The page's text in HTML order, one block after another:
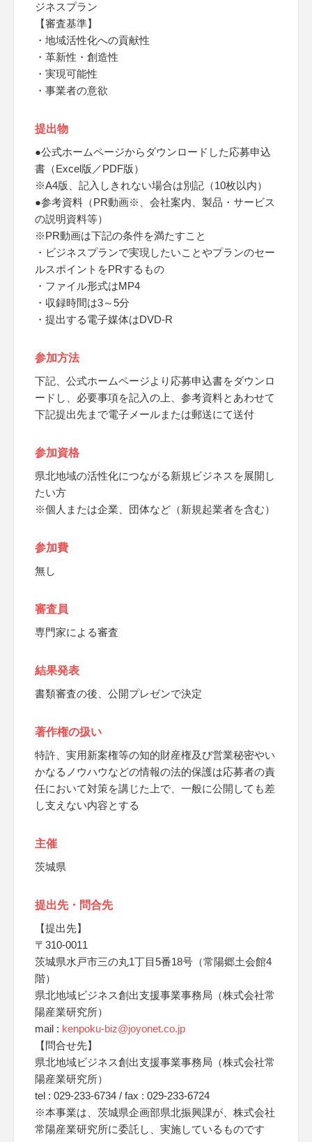
ジネスプラン
【審査基準】
・地域活性化への貢献性
・革新性・創造性
・実現可能性
・事業者の意欲
提出物
●公式ホームページからダウンロードした応募申込
書（Excel版／PDF版）
※A4版、記入しきれない場合は別記（10枚以内）
●参考資料（PR動画※、会社案内、製品・サービス
の説明資料等）
※PR動画は下記の条件を満たすこと
・ビジネスプランで実現したいことやプランのセー
ルスポイントをPRするもの
・ファイル形式はMP4
・収録時間は3～5分
・提出する電子媒体はDVD-R
参加方法
下記、公式ホームページより応募申込書をダウンロ
ードし、必要事項を記入の上、参考資料とあわせて
下記提出先まで電子メールまたは郵送にて送付
参加資格
県北地域の活性化につながる新規ビジネスを展開し
たい方
※個人または企業、団体など（新規起業者を含む）
参加費
無し
審査員
専門家による審査
結果発表
書類審査の後、公開プレゼンで決定
著作権の扱い
特許、実用新案権等の知的財産権及び営業秘密やい
かなるノウハウなどの情報の法的保護は応募者の責
任において対策を講じた上で、一般に公開しても差
し支えない内容とする
主催
茨城県
提出先・問合先
【提出先】
〒310-0011
茨城県水戸市三の丸1丁目5番18号（常陽郷土会館4
階）
県北地域ビジネス創出支援事業事務局（株式会社常
陽産業研究所）
mail : kenpoku-biz@joyonet.co.jp
【問合せ先】
県北地域ビジネス創出支援事業事務局（株式会社常
陽産業研究所）
tel : 029-233-6734 / fax : 029-233-6724
※本事業は、茨城県企画部県北振興課が、株式会社
常陽産業研究所に委託し、実施しているものです